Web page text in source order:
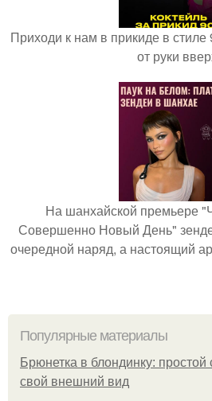
Приходи к нам в прикиде в стиле
от руки
На шанхайской премьере
Совершенно Новый День"
очередной наряд, а настоящий
Популярные материалы
Брюнетка в блондинку: простой
свой внешний вид